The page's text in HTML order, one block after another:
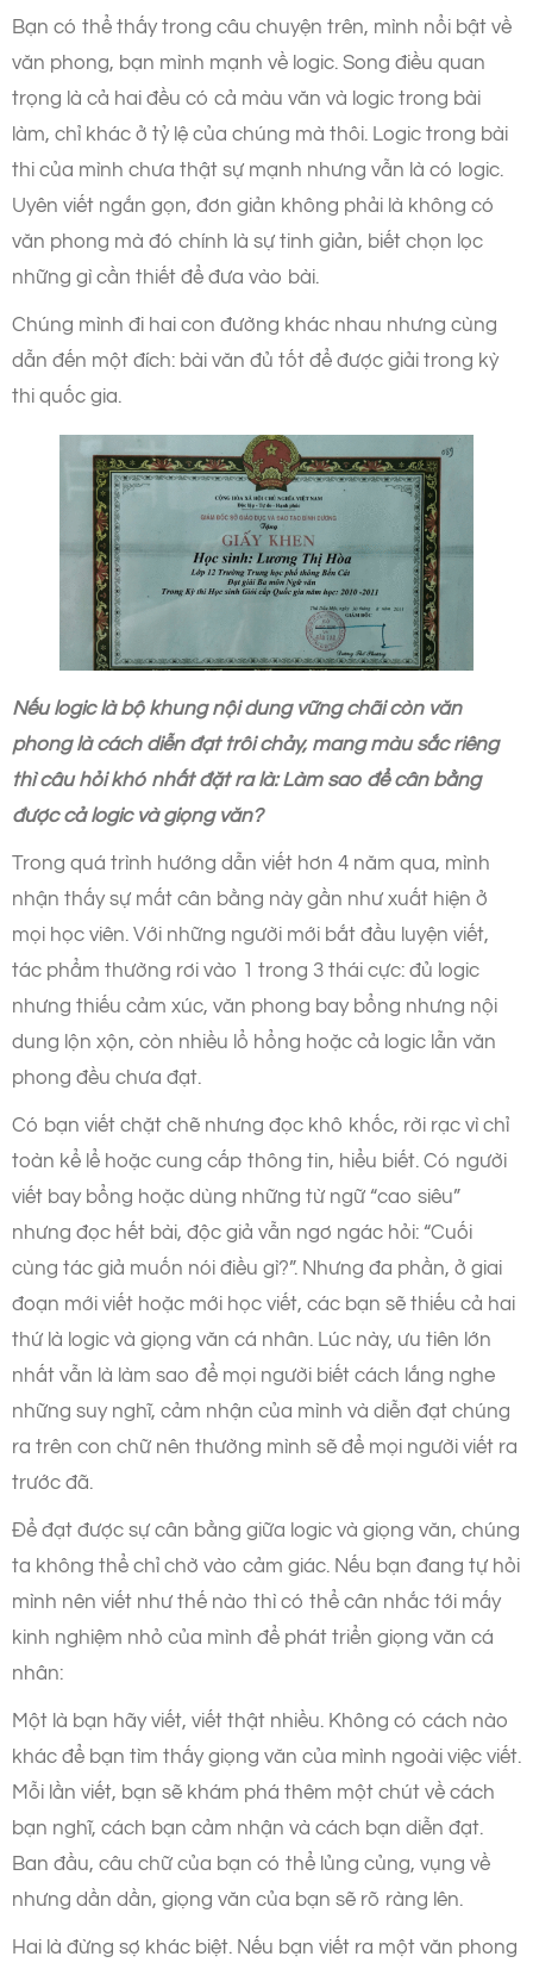
Bạn có thể thấy trong câu chuyện trên, mình nổi bật về
văn phong, bạn mình mạnh về logic. Song điều quan
trọng là cả hai đều có cả màu văn và logic trong bài
làm, chỉ khác ở tỷ lệ của chúng mà thôi. Logic trong bài
thi của mình chưa thật sự mạnh nhưng vẫn là có logic.
Uyên viết ngắn gọn, đơn giản không phải là không có
văn phong mà đó chính là sự tinh giản, biết chọn lọc
những gì cần thiết để đưa vào bài.
Chúng mình đi hai con đường khác nhau nhưng cùng
dẫn đến một đích: bài văn đủ tốt để được giải trong kỳ
thi quốc gia.
Nếu logic là bộ khung nội dung vững chãi còn văn
phong là cách diễn đạt trôi chảy, mang màu sắc riêng
thì câu hỏi khó nhất đặt ra là: Làm sao để cân bằng
được cả logic và giọng văn?
Trong quá trình hướng dẫn viết hơn 4 năm qua, mình
nhận thấy sự mất cân bằng này gần như xuất hiện ở
mọi học viên. Với những người mới bắt đầu luyện viết,
tác phẩm thường rơi vào 1 trong 3 thái cực: đủ logic
nhưng thiếu cảm xúc, văn phong bay bổng nhưng nội
dung lộn xộn, còn nhiều lổ hổng hoặc cả logic lẫn văn
phong đều chưa đạt.
Có bạn viết chặt chẽ nhưng đọc khô khốc, rời rạc vì chỉ
toàn kể lể hoặc cung cấp thông tin, hiểu biết. Có người
viết bay bổng hoặc dùng những từ ngữ “cao siêu”
nhưng đọc hết bài, độc giả vẫn ngơ ngác hỏi: “Cuối
cùng tác giả muốn nói điều gì?”. Nhưng đa phần, ở giai
đoạn mới viết hoặc mới học viết, các bạn sẽ thiếu cả hai
thứ là logic và giọng văn cá nhân. Lúc này, ưu tiên lớn
nhất vẫn là làm sao để mọi người biết cách lắng nghe
những suy nghĩ, cảm nhận của mình và diễn đạt chúng
ra trên con chữ nên thường mình sẽ để mọi người viết ra
trước đã.
Để đạt được sự cân bằng giữa logic và giọng văn, chúng
ta không thể chỉ chờ vào cảm giác. Nếu bạn đang tự hỏi
mình nên viết như thế nào thì có thể cân nhắc tới mấy
kinh nghiệm nhỏ của mình để phát triển giọng văn cá
nhân:
Một là bạn hãy viết, viết thật nhiều. Không có cách nào
khác để bạn tìm thấy giọng văn của mình ngoài việc viết.
Mỗi lần viết, bạn sẽ khám phá thêm một chút về cách
bạn nghĩ, cách bạn cảm nhận và cách bạn diễn đạt.
Ban đầu, câu chữ của bạn có thể lủng củng, vụng về
nhưng dần dần, giọng văn của bạn sẽ rõ ràng lên.
Hai là đừng sợ khác biệt. Nếu bạn viết ra một văn phong